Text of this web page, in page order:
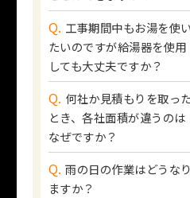
Q. 工事期間中もお湯を使い
たいのですが給湯器を使用
しても大丈夫ですか？
Q. 何社か見積もりを取った
とき、各社面積が違うのは
なぜですか？
Q.雨の日の作業はどうなり
ますか？